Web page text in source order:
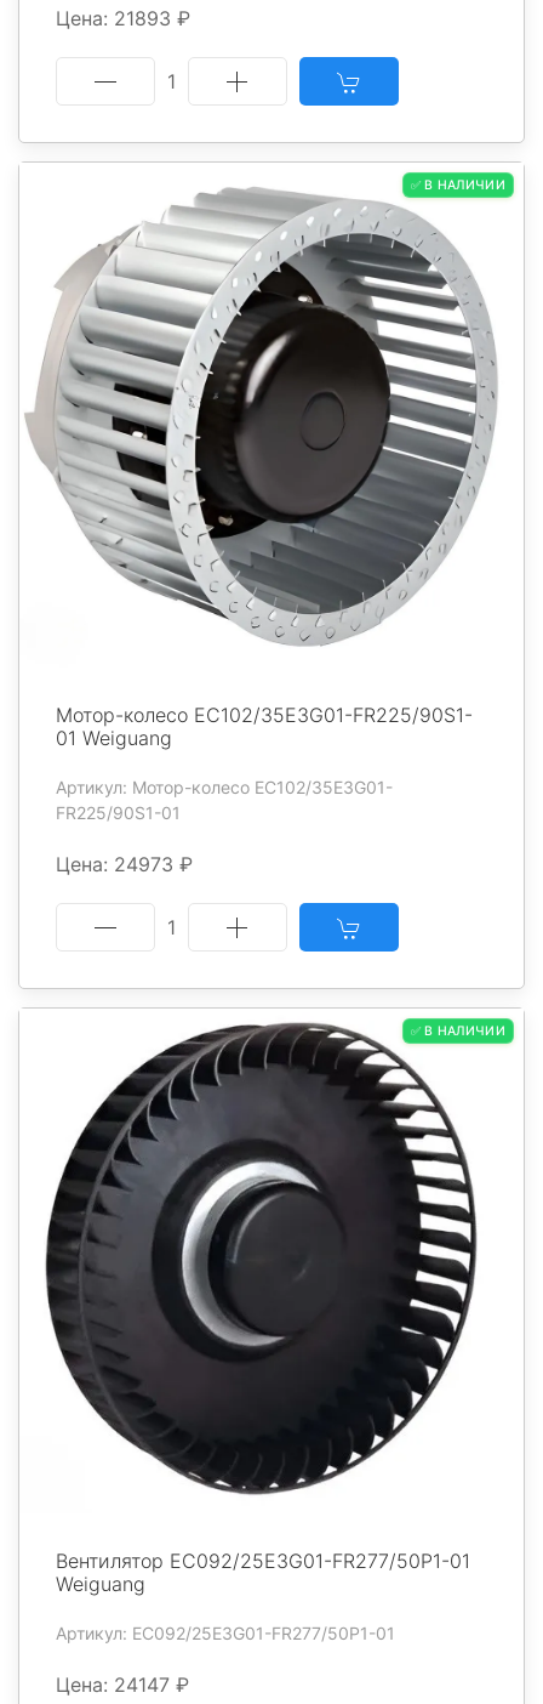
Цена: 21893 ₽
1
✅ В НАЛИЧИИ
Мотор-колесо EC102/35E3G01-FR225/90S1-
01 Weiguang
Артикул: Мотор-колесо EC102/35E3G01-
FR225/90S1-01
Цена: 24973 ₽
1
✅ В НАЛИЧИИ
Вентилятор EC092/25E3G01-FR277/50P1-01
Weiguang
Артикул: EC092/25E3G01-FR277/50P1-01
Цена: 24147 ₽